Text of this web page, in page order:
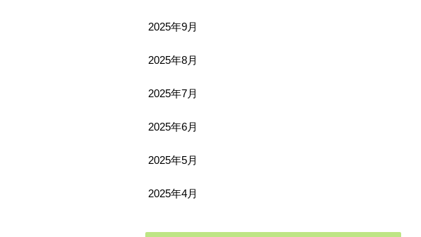
2025年9月
2025年8月
2025年7月
2025年6月
2025年5月
2025年4月